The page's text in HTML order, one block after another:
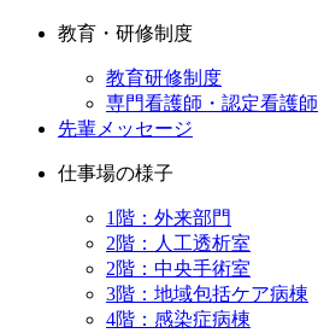
教育・研修制度
教育研修制度
専門看護師・認定看護師
先輩メッセージ
仕事場の様子
1階：外来部門
2階：人工透析室
2階：中央手術室
3階：地域包括ケア病棟
4階：感染症病棟